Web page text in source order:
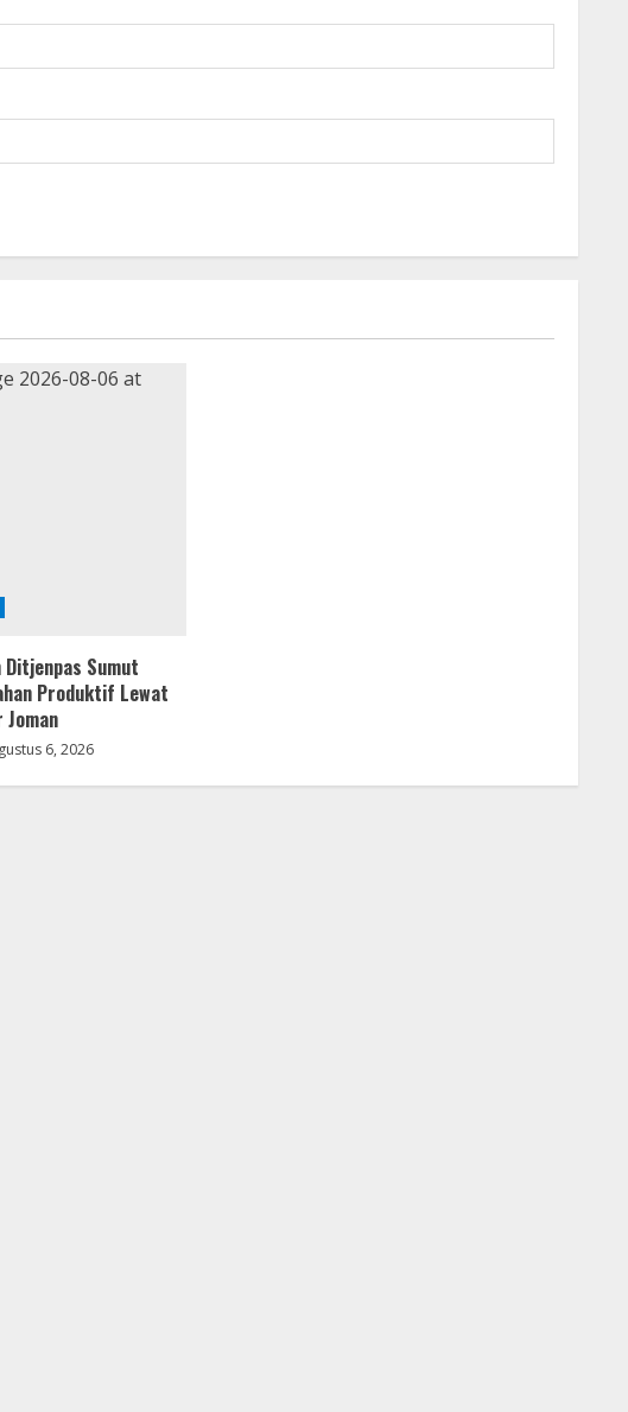
Ditjenpas Sumut
Produktif Lewat
Joman
6, 2026